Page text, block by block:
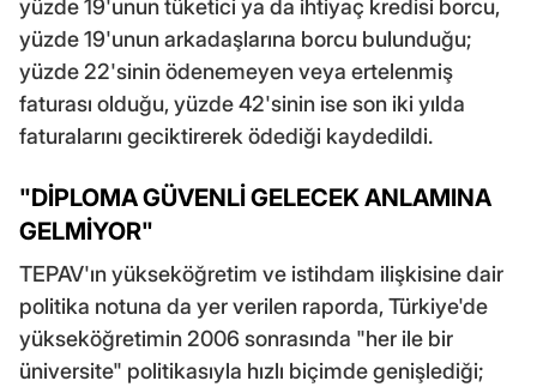
yüzde 19'unun tüketici ya da ihtiyaç kredisi borcu,
yüzde 19'unun arkadaşlarına borcu bulunduğu;
yüzde 22'sinin ödenemeyen veya ertelenmiş
faturası olduğu, yüzde 42'sinin ise son iki yılda
faturalarını geciktirerek ödediği kaydedildi.
"DİPLOMA GÜVENLİ GELECEK ANLAMINA
GELMİYOR"
TEPAV'ın yükseköğretim ve istihdam ilişkisine dair
politika notuna da yer verilen raporda, Türkiye'de
yükseköğretimin 2006 sonrasında "her ile bir
üniversite" politikasıyla hızlı biçimde genişlediği;